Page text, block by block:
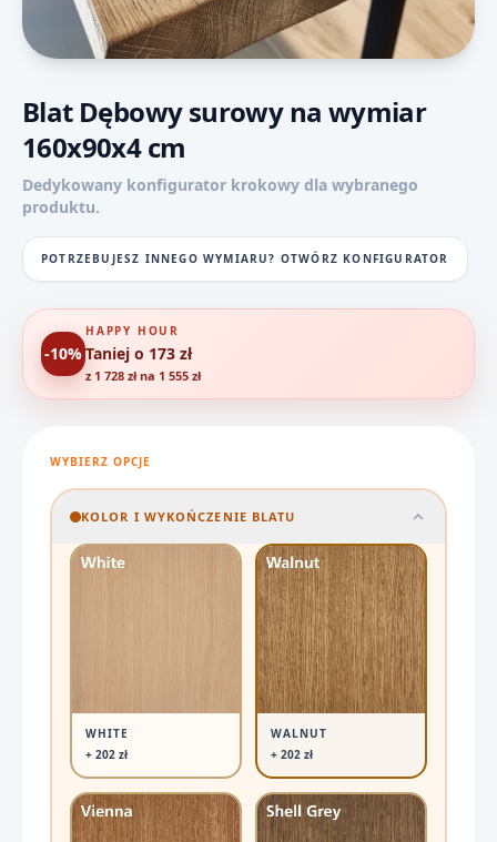
Blat Dębowy surowy na wymiar
160x90x4 cm
Dedykowany konfigurator krokowy dla wybranego
produktu.
POTRZEBUJESZ INNEGO WYMIARU? OTWÓRZ KONFIGURATOR
-10%
HAPPY HOUR
Taniej o 173 zł
z 1 728 zł na 1 555 zł
WYBIERZ OPCJE
KOLOR I WYKOŃCZENIE BLATU
WHITE
+ 202 zł
WALNUT
+ 202 zł